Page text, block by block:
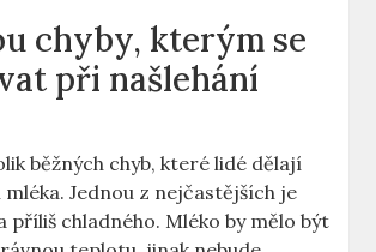
chyby, kterým se
při⁣ našlehání
‍běžných chyb, které lidé dělají
mléka. Jednou z nejčastějších je
příliš chladného. ⁣Mléko​ by mělo být